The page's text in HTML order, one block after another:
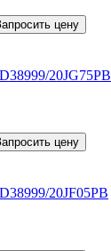
цену
20JG75PB
цену
20JF05PB